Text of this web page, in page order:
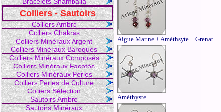
Colliers - Sautoirs
Colliers Ambre
Colliers Chakras
Colliers Minéraux Argent
Colliers Minéraux Baroques
Colliers Minéraux Composés
Colliers Minéraux Facetés
Colliers Minéraux Perles
Colliers Perles de Culture
Colliers Sélection
Sautoirs Ambre
Sautoirs Minéraux
Aigue Marine + Améthsyte + Grenat
Améthyste